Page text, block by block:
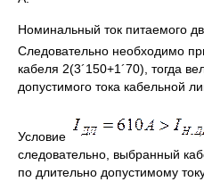
Номинальный ток питаемого
Следовательно необходимо
кабеля 2(3´150+1´70), тогда
допустимого тока кабельной
Условие
следовательно, выбранный
по длительно допустимому